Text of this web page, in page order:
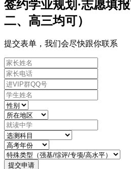
签约学业规划·志愿填
二、高三均可）
提交表单，我们会尽快跟你联系
提交申请